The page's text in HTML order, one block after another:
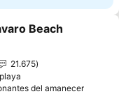
favoritos
Beach
21.675
del amanecerVer